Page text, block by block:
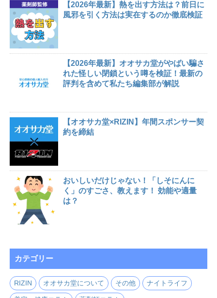
【2026年最新】熱を出す方法は？前日に
風邪を引く方法は実在するのか徹底検証
【2026年最新】オオサカ堂がやばい騙さ
れた怪しい閉鎖という噂を検証！最新の
評判を含めて私たち編集部が解説
【オオサカ堂×RIZIN】年間スポンサー契
約を締結
おいしいだけじゃない！「しそにんに
く」のすごさ、教えます！ 効能や適量
は？
カテゴリー
RIZIN オオサカ堂について その他 ナイトライフ